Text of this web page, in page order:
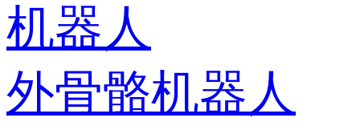
机器人
外骨骼机器人